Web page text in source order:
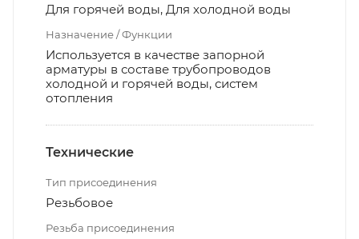
Для горячей воды, Для холодной воды
Назначение / Функции
Используется в качестве запорной
арматуры в составе трубопроводов
холодной и горячей воды, систем
отопления
Технические
Тип присоединения
Резьбовое
Резьба присоединения